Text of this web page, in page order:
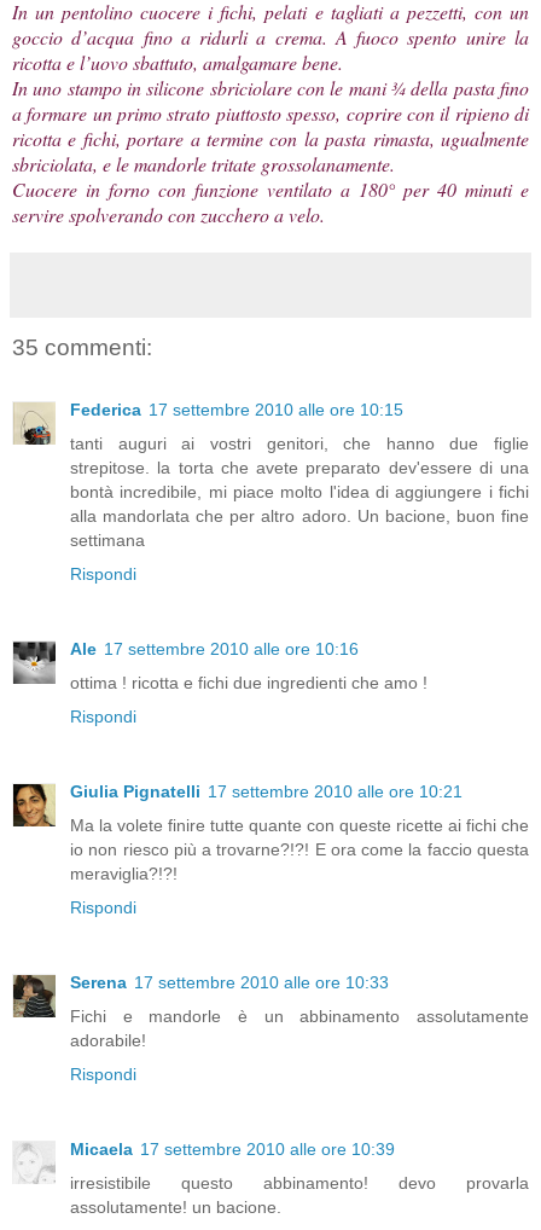
In un pentolino cuocere i fichi, pelati e tagliati a pezzetti, con un
goccio d’acqua fino a ridurli a crema. A fuoco spento unire la
ricotta e l’uovo sbattuto, amalgamare bene.
In uno stampo in silicone sbriciolare con le mani ¾ della pasta fino
a formare un primo strato piuttosto spesso, coprire con il ripieno di
ricotta e fichi, portare a termine con la pasta rimasta, ugualmente
sbriciolata, e le mandorle tritate grossolanamente.
Cuocere in forno con funzione ventilato a 180° per 40 minuti e
servire spolverando con zucchero a velo.
35 commenti:
Federica 17 settembre 2010 alle ore 10:15
tanti auguri ai vostri genitori, che hanno due figlie
strepitose. la torta che avete preparato dev'essere di una
bontà incredibile, mi piace molto l'idea di aggiungere i fichi
alla mandorlata che per altro adoro. Un bacione, buon fine
settimana
Rispondi
Ale 17 settembre 2010 alle ore 10:16
ottima ! ricotta e fichi due ingredienti che amo !
Rispondi
Giulia Pignatelli 17 settembre 2010 alle ore 10:21
Ma la volete finire tutte quante con queste ricette ai fichi che
io non riesco più a trovarne?!?! E ora come la faccio questa
meraviglia?!?!
Rispondi
Serena 17 settembre 2010 alle ore 10:33
Fichi e mandorle è un abbinamento assolutamente
adorabile!
Rispondi
Micaela 17 settembre 2010 alle ore 10:39
irresistibile questo abbinamento! devo provarla
assolutamente! un bacione.